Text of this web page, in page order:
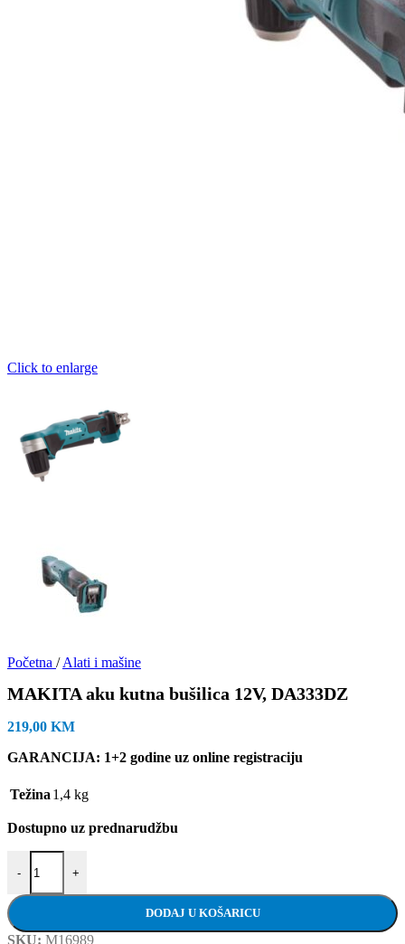
Click to enlarge
Početna / Alati i mašine
MAKITA aku kutna bušilica 12V, DA333DZ
219,00 KM
GARANCIJA: 1+2 godine uz online registraciju
Težina 1,4 kg
Dostupno uz prednarudžbu
-
MAKITA aku kutna bušilica 12V, DA333DZ količina
+
DODAJ U KOŠARICU
SKU: M16989